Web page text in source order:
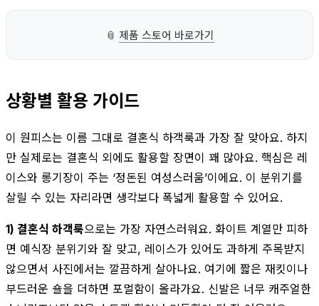
📎 제품 스토어 바로가기
상황별 활용 가이드
이 원피스는 이름 그대로 결혼식 하객룩과 가장 잘 맞아요. 하지
만 실제로는 결혼식 외에도 활용할 장면이 꽤 많아요. 핵심은 레
이스와 롱기장이 주는 ‘정돈된 여성스러움’이에요. 이 분위기를
살릴 수 있는 자리라면 생각보다 폭넓게 활용할 수 있어요.
1) 결혼식 하객룩으로는 가장 자연스러워요. 화이트 계열만 피하
면 예식장 분위기와 잘 맞고, 레이스가 있어도 과하게 주목받지
않으면서 사진에서는 깔끔하게 살아나요. 여기에 짧은 재킷이나
부드러운 숄을 더하면 포멀함이 올라가요. 신발은 너무 캐주얼한